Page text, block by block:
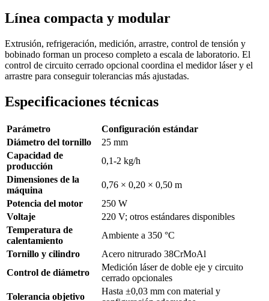
Línea compacta y modular
Extrusión, refrigeración, medición, arrastre, control de tensión y
bobinado forman un proceso completo a escala de laboratorio. El
control de circuito cerrado opcional coordina el medidor láser y el
arrastre para conseguir tolerancias más ajustadas.
Especificaciones técnicas
Parámetro
Configuración estándar
Diámetro del tornillo
25 mm
Capacidad de
producción
0,1-2 kg/h
Dimensiones de la
máquina
0,76 × 0,20 × 0,50 m
Potencia del motor
250 W
Voltaje
220 V; otros estándares disponibles
Temperatura de
calentamiento
Ambiente a 350 °C
Tornillo y cilindro
Acero nitrurado 38CrMoAl
Control de diámetro
Medición láser de doble eje y circuito
cerrado opcionales
Tolerancia objetivo
Hasta ±0,03 mm con material y